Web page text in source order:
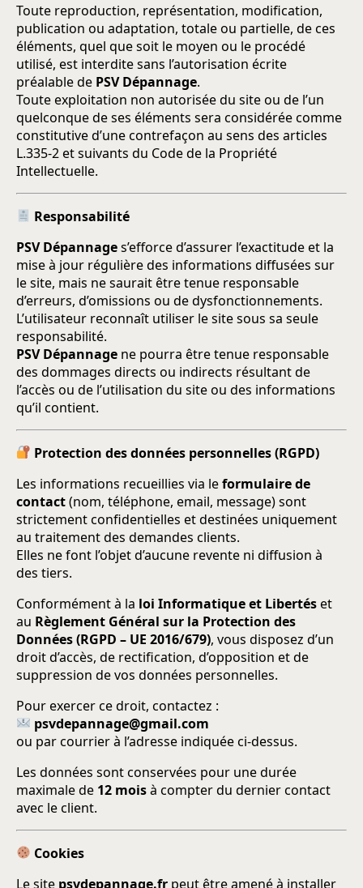
Toute reproduction, représentation, modification,
publication ou adaptation, totale ou partielle, de ces
éléments, quel que soit le moyen ou le procédé
utilisé, est interdite sans l’autorisation écrite
préalable de PSV Dépannage.
Toute exploitation non autorisée du site ou de l’un
quelconque de ses éléments sera considérée comme
constitutive d’une contrefaçon au sens des articles
L.335-2 et suivants du Code de la Propriété
Intellectuelle.
Responsabilité
PSV Dépannages’efforce d’assurer l’exactitude et la
mise à jour régulière des informations diffusées sur
le site, mais ne saurait être tenue responsable
d’erreurs, d’omissions ou de dysfonctionnements.
L’utilisateur reconnaît utiliser le site sous sa seule
responsabilité.
PSV Dépannage ne pourra être tenue responsable
des dommages directs ou indirects résultant de
l’accès ou de l’utilisation du site ou des informations
qu’il contient.
Protection des données personnelles (RGPD)
Les informations recueillies via leformulaire de
contact(nom, téléphone, email, message) sont
strictement confidentielles et destinées uniquement
au traitement des demandes clients.
Elles ne font l’objet d’aucune revente ni diffusion à
des tiers.
Conformément à la loi Informatique et Libertéset
au Règlement Général sur la Protection des
Données (RGPD – UE 2016/679), vous disposez d’un
droit d’accès, de rectification, d’opposition et de
suppression de vos données personnelles.
Pour exercer ce droit, contactez :
psvdepannage@gmail.com
ou par courrier à l’adresse indiquée ci-dessus.
Les données sont conservées pour une durée
maximale de 12 moisà compter du dernier contact
avec le client.
Cookies
Le site psvdepannage.fr peut être amené à installer